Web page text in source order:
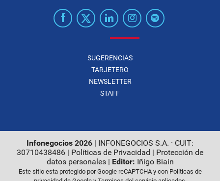
SUGERENCIAS
TARJETERO
NEWSLETTER
STAFF
Infonegocios 2026 | INFONEGOCIOS S.A. · CUIT:
30710438486 | Políticas de Privacidad | Protección de
datos personales| Editor: Iñigo Biain
Este sitio esta protegido por Google reCAPTCHA y con Políticas de